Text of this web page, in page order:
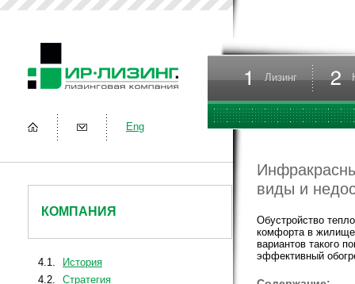
Eng
КОМПАНИЯ
4.1.
История
4.2.
Стратегия
Лизинг
виды и
Обустройство
комфорта в жилище
вариантов такого
эффективный